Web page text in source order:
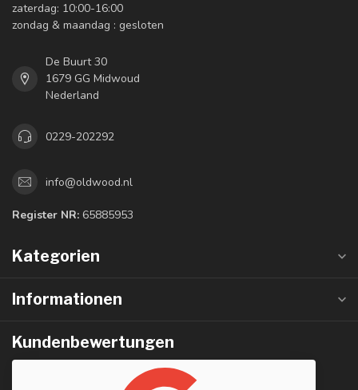
zaterdag: 10:00-16:00
zondag & maandag : gesloten
De Buurt 30
1679 GG Midwoud
Nederland
0229-202292
info@oldwood.nl
Register NR: 65885953
Kategorien
Informationen
Kundenbewertungen